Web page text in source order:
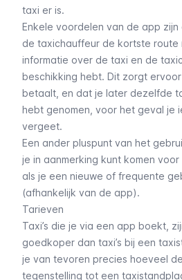
taxi er is.
Enkele voordelen van de app
de taxichauffeur de kortste route
informatie over de taxi en de
beschikking hebt. Dit zorgt
betaalt, en dat je later dezelfde
hebt genomen, voor het geval je
vergeet.
Een ander pluspunt van het
je in aanmerking kunt komen
als je een nieuwe of frequente
(afhankelijk van de app).
Tarieven
Taxi’s die je via een app boekt,
goedkoper dan taxi’s bij een
je van tevoren precies hoeveel
tegenstelling tot een